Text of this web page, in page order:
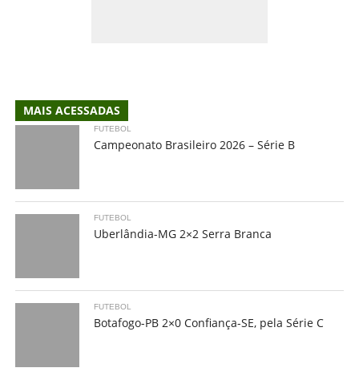
MAIS ACESSADAS
FUTEBOL
Campeonato Brasileiro 2026 – Série B
FUTEBOL
Uberlândia-MG 2×2 Serra Branca
FUTEBOL
Botafogo-PB 2×0 Confiança-SE, pela Série C